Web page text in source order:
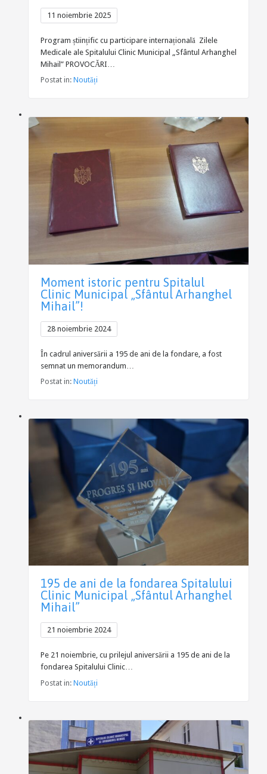
11 noiembrie 2025
Program științific cu participare internațională Zilele
Medicale ale Spitalului Clinic Municipal „Sfântul Arhanghel
Mihail” PROVOCĂRI…
Postat in: Noutăți
Moment istoric pentru Spitalul
Clinic Municipal „Sfântul Arhanghel
Mihail”!
28 noiembrie 2024
În cadrul aniversării a 195 de ani de la fondare, a fost
semnat un memorandum…
Postat in: Noutăți
195 de ani de la fondarea Spitalului
Clinic Municipal „Sfântul Arhanghel
Mihail”
21 noiembrie 2024
Pe 21 noiembrie, cu prilejul aniversării a 195 de ani de la
fondarea Spitalului Clinic…
Postat in: Noutăți